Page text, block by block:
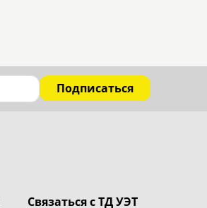
Подписаться
Связаться с ТД УЭТ